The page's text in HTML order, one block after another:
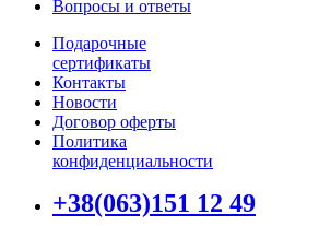
Вопросы и ответы
Подарочные
сертификаты
Контакты
Новости
Договор оферты
Политика
конфиденциальности
+38(063)151 12 49